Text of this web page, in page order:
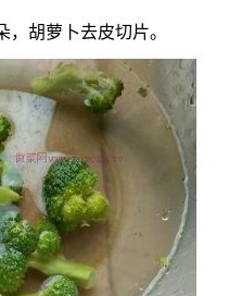
胡萝卜去皮切片。